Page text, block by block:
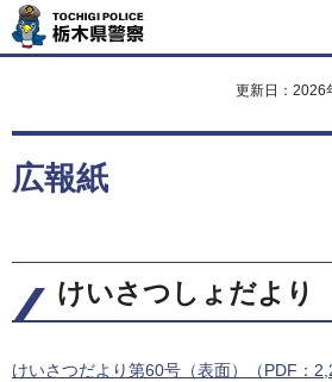
Tochigi Police 栃
木県警察
更新日：2026
広報紙
けいさつしょだより
けいさつだより第60号（表面）（PDF：